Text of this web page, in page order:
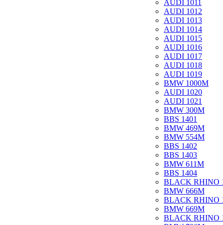
AUDI 1011
AUDI 1012
AUDI 1013
AUDI 1014
AUDI 1015
AUDI 1016
AUDI 1017
AUDI 1018
AUDI 1019
BMW 1000M
AUDI 1020
AUDI 1021
BMW 300M
BBS 1401
BMW 469M
BMW 554M
BBS 1402
BBS 1403
BMW 611M
BBS 1404
BLACK RHINO
BMW 666M
BLACK RHINO
BMW 669M
BLACK RHINO